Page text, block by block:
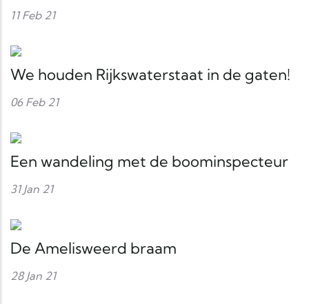
11 Feb 21
We houden Rijkswaterstaat in de gaten!
06 Feb 21
Een wandeling met de boominspecteur
31 Jan 21
De Amelisweerd braam
28 Jan 21